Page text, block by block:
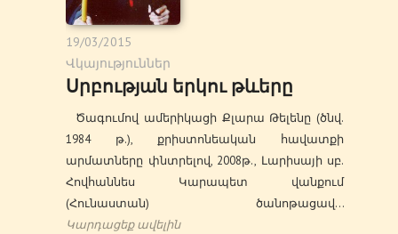
19/03/2015
Վկայություններ
Սրբության երկու թևերը
Ծագումով ամերիկացի Քլարա Թելենը (ծնվ.
1984 թ.), քրիստոնեական հավատքի
արմատները փնտրելով, 2008թ., Լարիսայի սբ.
Հովհաննես Կարապետ վանքում
(Հունաստան) ծանոթացավ…
Կարդացեք ավելին